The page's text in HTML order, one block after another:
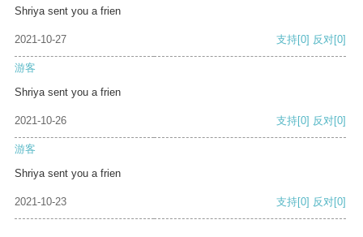
Shriya sent you a frien
2021-10-27 支持[0] 反对[0]
游客
Shriya sent you a frien
2021-10-26 支持[0] 反对[0]
游客
Shriya sent you a frien
2021-10-23 支持[0] 反对[0]